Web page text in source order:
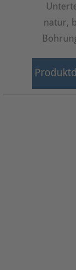
natur,